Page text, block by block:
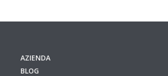
AZIENDA
BLOG